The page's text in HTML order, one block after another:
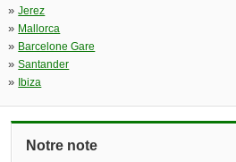
»Jerez
» Mallorca
» Barcelone Gare
»Santander
» Ibiza
Notre note